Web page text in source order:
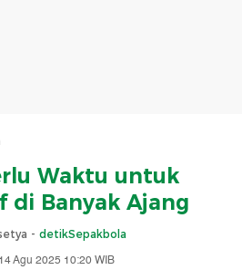
Waktu untuk
di Banyak Ajang
- detikSepakbola
Agu 2025 10:20 WIB